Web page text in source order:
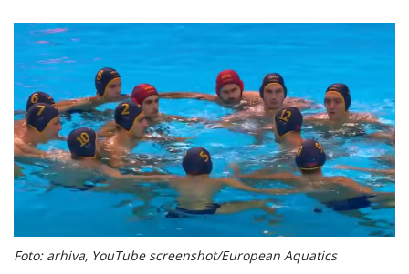
Foto: arhiva, YouTube screenshot/European Aquatics